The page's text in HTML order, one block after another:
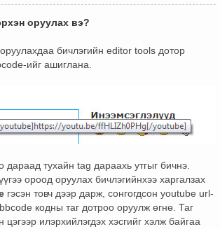
оруулах вэ?
бичлэгийн editor tools дотор
ийг ашиглана.
дараад тухайн tag дараахь утгыг бичнэ.
ороод оруулах бичлэгийнхээ харгалзах
гэсэн товч дээр дарж, сонгогдсон youtube url-
кодны таг дотроо оруулж өгнө. Таг
цэгээр илэрхийлэгдэх хэсгийг хэлж байгаа